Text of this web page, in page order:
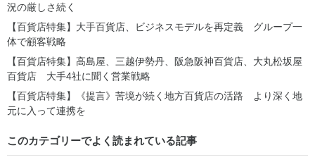
況の厳しさ続く
【百貨店特集】大手百貨店、ビジネスモデルを再定義 グループ一
体で顧客戦略
【百貨店特集】高島屋、三越伊勢丹、阪急阪神百貨店、大丸松坂屋
百貨店 大手4社に聞く営業戦略
【百貨店特集】《提言》苦境が続く地方百貨店の活路 より深く地
元に入って連携を
このカテゴリーでよく読まれている記事